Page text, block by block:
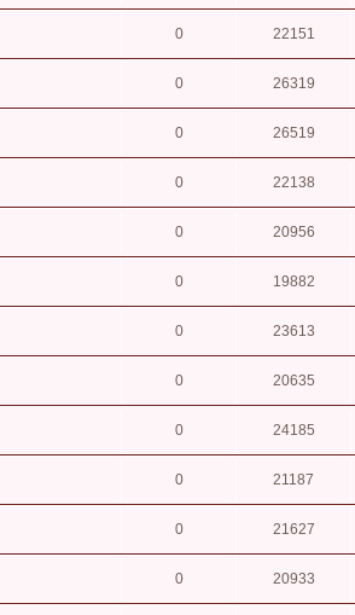
0 22151
0 26319
0 26519
0 22138
0 20956
0 19882
0 23613
0 20635
0 24185
0 21187
0 21627
0 20933